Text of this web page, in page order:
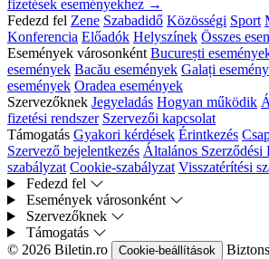
fizetések eseményekhez →
Fedezd fel Zene Szabadidő Közösségi Sport
Konferencia Előadók Helyszínek Összes
Események városonként București
események Bacău események Galați
események Oradea események
Szervezőknek Jegyeladás Hogyan működik
fizetési rendszer Szervezői kapcsolat
Támogatás Gyakori kérdések Érintkezés
Szervező bejelentkezés Általános Szerződési
szabályzat Cookie-szabályzat Visszatérítési
Fedezd fel
Események városonként
Szervezőknek
Támogatás
© 2026 Biletin.ro
Cookie-beállítások